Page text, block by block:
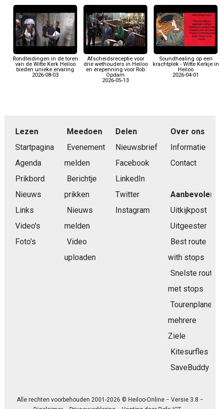
Rondleidingen in de toren
van de Witte Kerk Heiloo
bieden unieke ervaring
2026-08-03
Afscheidsreceptie voor
drie wethouders in Heiloo
en erepenning voor Rob
Opdam
2026-05-13
Soundhealing op een
krachtplek - Witte Kerkje in
Heiloo
2026-04-01
Lezen
Startpagina
Agenda
Prikbord
Nieuws
Links
Video's
Foto's
Meedoen
Evenement
melden
Berichtje
prikken
Nieuws
melden
Video
uploaden
Delen
Nieuwsbrief
Facebook
LinkedIn
Twitter
Instagram
Over ons
Informatie
Contact
Aanbevolen
Uitkijkpost
Uitgeester
Best route
with stops
Snelste route
met stops
Tourenplaner
mehrere
Ziele
Kitesurfles
SaveBuddy
Alle rechten voorbehouden 2001-2026 © Heiloo-Online − Versie 3.8 −